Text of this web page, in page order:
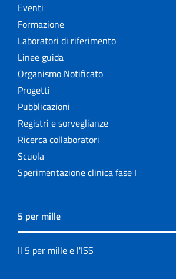
Eventi
Formazione
Laboratori di riferimento
Linee guida
Organismo Notificato
Progetti
Pubblicazioni
Registri e sorveglianze
Ricerca collaboratori
Scuola
Sperimentazione clinica fase I
5 per mille
Il 5 per mille e l'ISS